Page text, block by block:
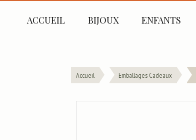
ACCUEIL BIJOUX ENFANTS
Accueil Emballages Cadeaux